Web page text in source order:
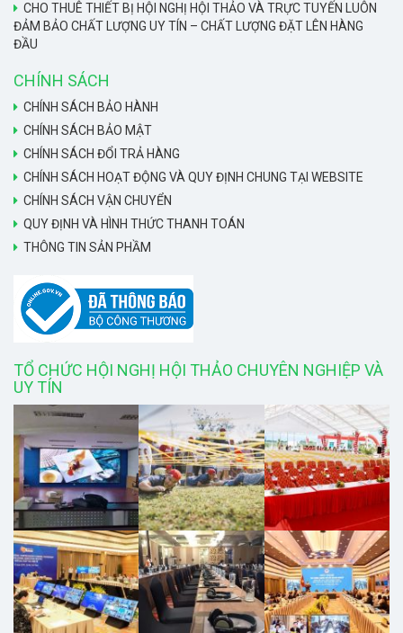
CHO THUÊ THIẾT BỊ HỘI NGHỊ HỘI THẢO VÀ TRỰC TUYẾN LUÔN
ĐẢM BẢO CHẤT LƯỢNG UY TÍN – CHẤT LƯỢNG ĐẶT LÊN HÀNG
ĐẦU
CHÍNH SÁCH
CHÍNH SÁCH BẢO HÀNH
CHÍNH SÁCH BẢO MẬT
CHÍNH SÁCH ĐỔI TRẢ HÀNG
CHÍNH SÁCH HOẠT ĐỘNG VÀ QUY ĐỊNH CHUNG TẠI WEBSITE
CHÍNH SÁCH VẬN CHUYỂN
QUY ĐỊNH VÀ HÌNH THỨC THANH TOÁN
THÔNG TIN SẢN PHẦM
TỔ CHỨC HỘI NGHỊ HỘI THẢO CHUYÊN NGHIỆP VÀ
UY TÍN